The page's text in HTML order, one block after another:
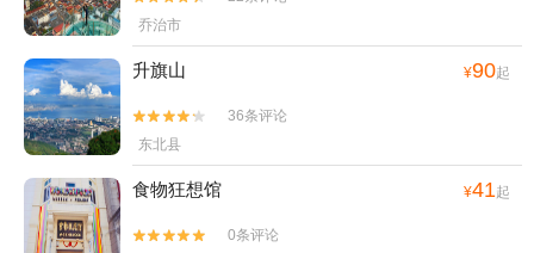
乔治市
升旗山 ¥90起


36条评论
东北县
食物狂想馆 ¥41起

 0条评论